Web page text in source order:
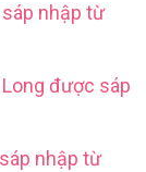
nhập từ
được sáp
nhập từ